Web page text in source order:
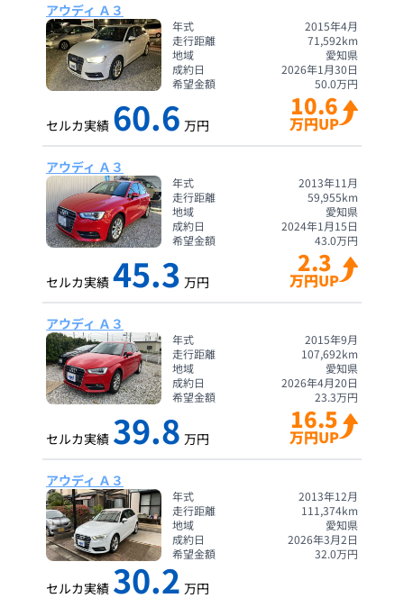
アウディ Ａ３
年式
2015年4月
走行距離
71,592km
地域
愛知県
成約日
2026年1月30日
希望金額
50.0万円
セルカ実績 60.6 万円
10.6
万円UP
アウディ Ａ３
年式
2013年11月
走行距離
59,955km
地域
愛知県
成約日
2024年1月15日
希望金額
43.0万円
セルカ実績 45.3 万円
2.3
万円UP
アウディ Ａ３
年式
2015年9月
走行距離
107,692km
地域
愛知県
成約日
2026年4月20日
希望金額
23.3万円
セルカ実績 39.8 万円
16.5
万円UP
アウディ Ａ３
年式
2013年12月
走行距離
111,374km
地域
愛知県
成約日
2026年3月2日
希望金額
32.0万円
セルカ実績 30.2 万円